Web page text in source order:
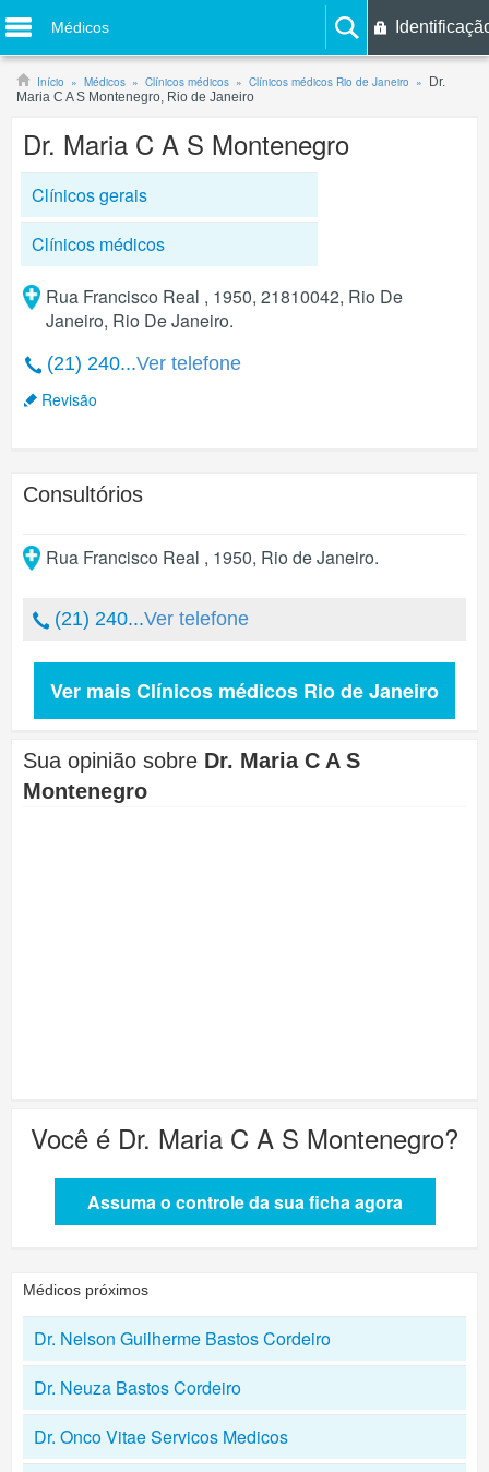
Médicos
Início Médicos Clínicos médicos Clínicos médicos Rio de Janeiro
Dr.
Maria C A S Montenegro, Rio de Janeiro
Dr. Maria C A S Montenegro
Clínicos gerais
Clínicos médicos
Rua Francisco Real , 1950, 21810042, Rio De
Janeiro, Rio De Janeiro.
(21) 240...Ver telefone
Revisão
Consultórios
Rua Francisco Real , 1950, Rio de Janeiro.
(21) 240...Ver telefone
Ver mais Clínicos médicos Rio de Janeiro
Sua opinião sobre Dr. Maria C A S
Montenegro
Você é Dr. Maria C A S Montenegro?
Assuma o controle da sua ficha agora
Médicos próximos
Dr. Nelson Guilherme Bastos Cordeiro
Dr. Neuza Bastos Cordeiro
Dr. Onco Vitae Servicos Medicos